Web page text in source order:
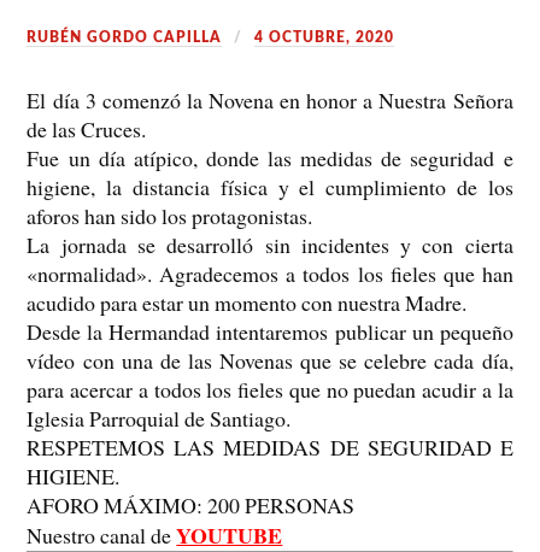
RUBÉN GORDO CAPILLA 4 OCTUBRE, 2020
El día 3 comenzó la Novena en honor a Nuestra Señora
de las Cruces.
Fue un día atípico, donde las medidas de seguridad e
higiene, la distancia física y el cumplimiento de los
aforos han sido los protagonistas.
La jornada se desarrolló sin incidentes y con cierta
«normalidad». Agradecemos a todos los fieles que han
acudido para estar un momento con nuestra Madre.
Desde la Hermandad intentaremos publicar un pequeño
vídeo con una de las Novenas que se celebre cada día,
para acercar a todos los fieles que no puedan acudir a la
Iglesia Parroquial de Santiago.
RESPETEMOS LAS MEDIDAS DE SEGURIDAD E
HIGIENE.
AFORO MÁXIMO: 200 PERSONAS
Nuestro canal deYOUTUBE